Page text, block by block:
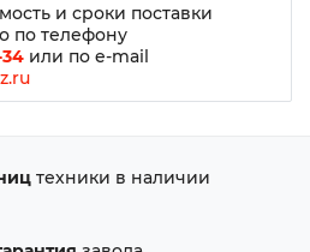
и сроки поставки
по телефону
34 или по e-mail
техники в наличии